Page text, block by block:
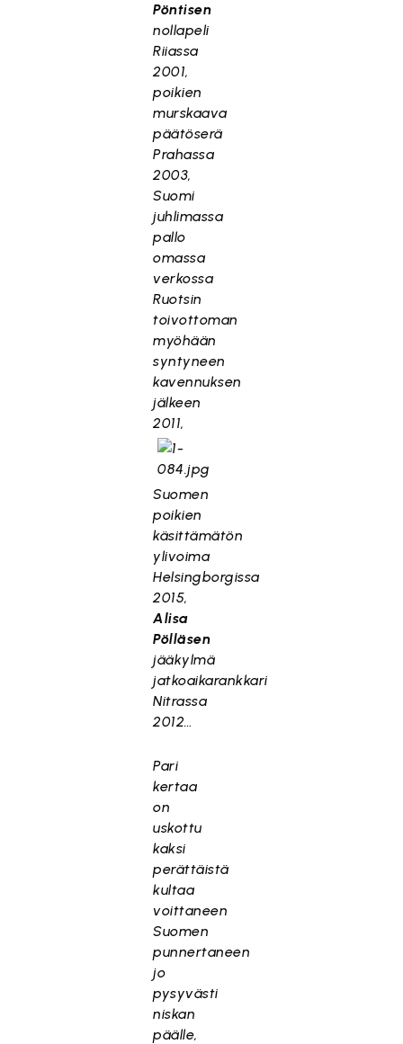
Pöntisen
nollapeli
Riiassa
2001,
poikien
murskaava
päätöserä
Prahassa
2003,
Suomi
juhlimassa
pallo
omassa
verkossa
Ruotsin
toivottoman
myöhään
syntyneen
kavennuksen
jälkeen
2011,
Suomen
poikien
käsittämätön
ylivoima
Helsingborgissa
2015,
Alisa
Pölläsen
jääkylmä
jatkoaikarankkari
Nitrassa
2012…
Pari
kertaa
on
uskottu
kaksi
perättäistä
kultaa
voittaneen
Suomen
punnertaneen
jo
pysyvästi
niskan
päälle,